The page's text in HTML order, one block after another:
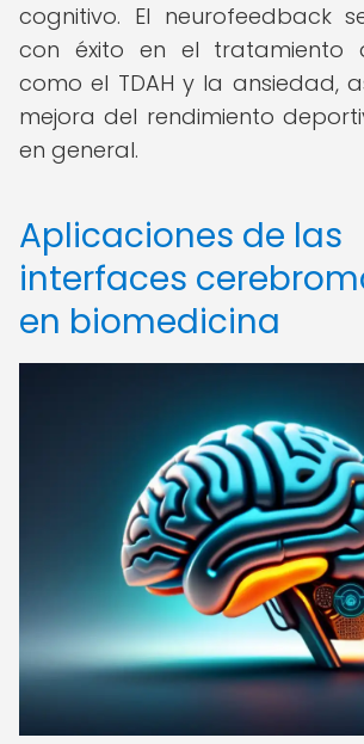
cognitivo. El neurofeedback
con éxito en el tratamiento
como el TDAH y la ansiedad,
mejora del rendimiento
en general.
Aplicaciones de las
interfaces
en biomedicina